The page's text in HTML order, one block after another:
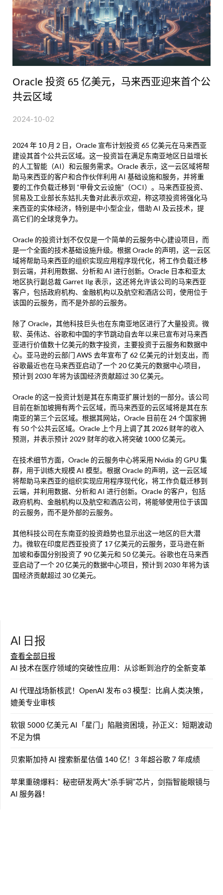
Oracle 投资 65 亿美元，马来西亚迎来首个公
共云区域
2024-10-02
2024 年 10 月 2 日，Oracle 宣布计划投资 65 亿美元在马来西亚
建设其首个公共云区域。这一投资旨在满足东南亚地区日益增长
的人工智能（AI）和云服务需求。Oracle 表示，这一云区域将帮
助马来西亚的客户和合作伙伴利用 AI 基础设施和服务，并将重
要的工作负载迁移到 “甲骨文云设施”（OCI）。马来西亚投资、
贸易及工业部长东姑扎夫鲁对此表示欢迎，称这项投资将强化马
来西亚的实体经济，特别是中小型企业，借助 AI 及云技术，提
高它们的全球竞争力。
Oracle 的投资计划不仅仅是一个简单的云服务中心建设项目，而
是一个全面的技术基础设施升级。根据 Oracle 的声明，这一云区
域将帮助马来西亚的组织实现应用程序现代化，将工作负载迁移
到云端，并利用数据、分析和 AI 进行创新。Oracle 日本和亚太
地区执行副总裁 Garret Ilg 表示，这还将允许该公司的马来西亚
客户，包括政府机构、金融机构以及航空和酒店公司，使用位于
该国的云服务，而不是外部的云服务。
除了 Oracle，其他科技巨头也在东南亚地区进行了大量投资。微
软、英伟达、谷歌和中国的字节跳动自去年以来已宣布对马来西
亚进行价值数十亿美元的数字投资，主要投资于云服务和数据中
心。亚马逊的云部门 AWS 去年宣布了 62 亿美元的计划支出，而
谷歌最近也在马来西亚启动了一个 20 亿美元的数据中心项目，
预计到 2030 年将为该国经济贡献超过 30 亿美元。
Oracle 的这一投资计划是其在东南亚扩展计划的一部分。该公司
目前在新加坡拥有两个云区域，而马来西亚的云区域将是其在东
南亚的第三个云区域。根据其网站，Oracle 目前在 24 个国家拥
有 50 个公共云区域。Oracle 上个月上调了其 2026 财年的收入
预测，并表示预计 2029 财年的收入将突破 1000 亿美元。
在技术细节方面，Oracle 的云服务中心将采用 Nvidia 的 GPU 集
群，用于训练大规模 AI 模型。根据 Oracle 的声明，这一云区域
将帮助马来西亚的组织实现应用程序现代化，将工作负载迁移到
云端，并利用数据、分析和 AI 进行创新。Oracle 的客户，包括
政府机构、金融机构以及航空和酒店公司，将能够使用位于该国
的云服务，而不是外部的云服务。
其他科技公司在东南亚的投资趋势也显示出这一地区的巨大潜
力。微软在印度尼西亚投资了 17 亿美元的云服务，亚马逊在新
加坡和泰国分别投资了 90 亿美元和 50 亿美元。谷歌也在马来西
亚启动了一个 20 亿美元的数据中心项目，预计到 2030 年将为该
国经济贡献超过 30 亿美元。
AI 日报
查看全部日报
AI 技术在医疗领域的突破性应用：从诊断到治疗的全新变革
AI 代理战场新核武！OpenAI 发布 o3 模型：比肩人类决策，
媲美专业审核
软银 5000 亿美元 AI「星门」陷融资困境，孙正义：短期波动
不足为惧
贝索斯加持 AI 搜索新星估值 140 亿！3 年超谷歌 7 年成绩
苹果重磅爆料：秘密研发两大“杀手锏”芯片，剑指智能眼镜与
AI 服务器！